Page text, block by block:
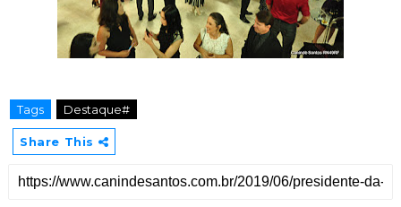
Tags Destaque#
Share This